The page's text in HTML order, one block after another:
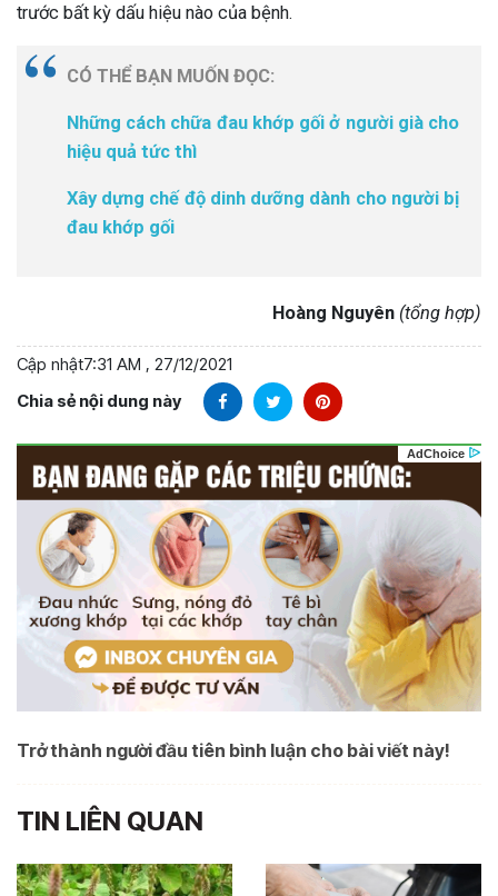
trước bất kỳ dấu hiệu nào của bệnh.
CÓ THỂ BẠN MUỐN ĐỌC:
Những cách chữa đau khớp gối ở người già cho
hiệu quả tức thì
Xây dựng chế độ dinh dưỡng dành cho người bị
đau khớp gối
Hoàng Nguyên (tổng hợp)
Cập nhật7:31 AM , 27/12/2021
Chia sẻ nội dung này
Trở thành người đầu tiên bình luận cho bài viết này!
TIN LIÊN QUAN